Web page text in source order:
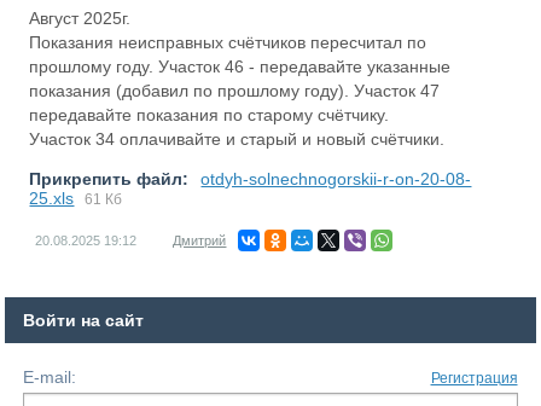
Август 2025г.
Показания неисправных счётчиков пересчитал по
прошлому году. Участок 46 - передавайте указанные
показания (добавил по прошлому году). Участок 47
передавайте показания по старому счётчику.
Участок 34 оплачивайте и старый и новый счётчики.
Прикрепить файл:
otdyh-solnechnogorskii-r-on-20-08-
25.xls
61 Кб
20.08.2025 19:12 Дмитрий
Войти на сайт
E-mail: Регистрация